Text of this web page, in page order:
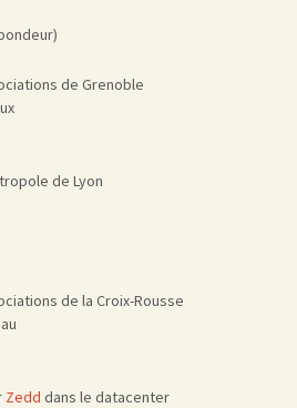
de Grenoble
de Lyon
de la Croix-Rousse
Zedd dans le datacenter